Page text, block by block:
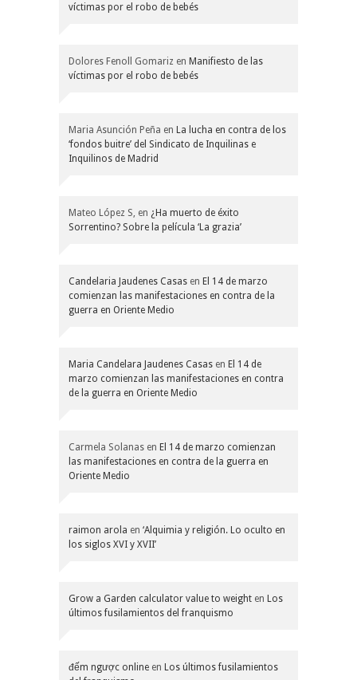
víctimas por el robo de bebés
Dolores Fenoll Gomariz en Manifiesto de las
víctimas por el robo de bebés
Maria Asunción Peña en La lucha en contra de los
‘fondos buitre’ del Sindicato de Inquilinas e
Inquilinos de Madrid
Mateo López S, en ¿Ha muerto de éxito
Sorrentino? Sobre la película ‘La grazia’
Candelaria Jaudenes Casas en El 14 de marzo
comienzan las manifestaciones en contra de la
guerra en Oriente Medio
Maria Candelara Jaudenes Casas en El 14 de
marzo comienzan las manifestaciones en contra
de la guerra en Oriente Medio
Carmela Solanas en El 14 de marzo comienzan
las manifestaciones en contra de la guerra en
Oriente Medio
raimon arola en ‘Alquimia y religión. Lo oculto en
los siglos XVI y XVII’
Grow a Garden calculator value to weight en Los
últimos fusilamientos del franquismo
đếm ngược online en Los últimos fusilamientos